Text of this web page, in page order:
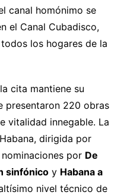
canal homónimo se
el Canal Cubadisco,
los hogares de la
cita mantiene su
presentaron 220 obras
vitalidad innegable. La
dirigida por
por De
sinfónicoy Habana a
nivel técnico de